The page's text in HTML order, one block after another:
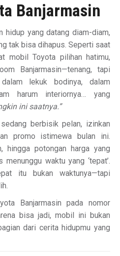
Banjarmasin
hidup yang datang diam-diam,
tak bisa dihapus. Seperti saat
mobil Toyota pilihan hatimu,
Banjarmasin—tenang, tapi
lekuk bodinya, dalam
harum interiornya… yang
ini saatnya.”
berbisik pelan, izinkan
promo istimewa bulan ini.
hingga potongan harga yang
waktu yang ‘tepat’.
itu bukan waktunya—tapi
Banjarmasin pada nomor
bisa jadi, mobil ini bukan
dari cerita hidupmu yang